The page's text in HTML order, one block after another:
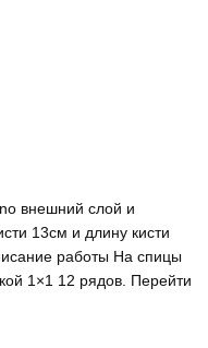
внешний слой и
13см и длину кисти
работы На спицы
1×1 12 рядов. Перейти